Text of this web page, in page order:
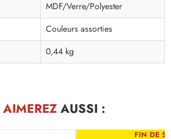
MDF/Verre/Polyester
Couleurs assorties
0,44 kg
AUSSI :
FIN DE